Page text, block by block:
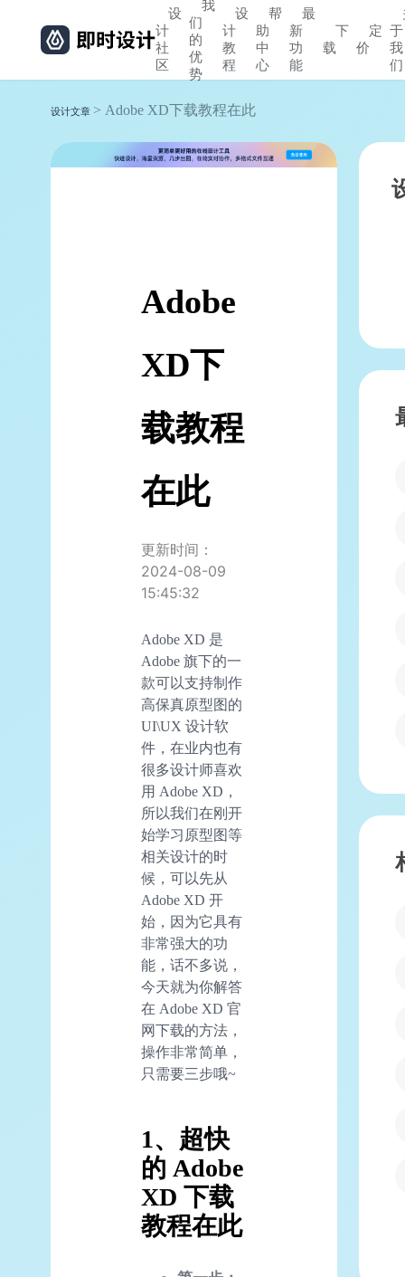
设
计
社
区
我
们
的
优
势
设
计
教
程
帮
助
中
心
最
新
功
能
下
载
定
价
于
我
们
设计文章 > Adobe XD下载教程在此
Adobe
XD下
载教程
在此
更新时间：
2024-08-09
15:45:32
Adobe XD 是
Adobe 旗下的一
款可以支持制作
高保真原型图的
UI\UX 设计软
件，在业内也有
很多设计师喜欢
用 Adobe XD，
所以我们在刚开
始学习原型图等
相关设计的时
候，可以先从
Adobe XD 开
始，因为它具有
非常强大的功
能，话不多说，
今天就为你解答
在 Adobe XD 官
网下载的方法，
操作非常简单，
只需要三步哦~
1、超快
的 Adobe
XD 下载
教程在此